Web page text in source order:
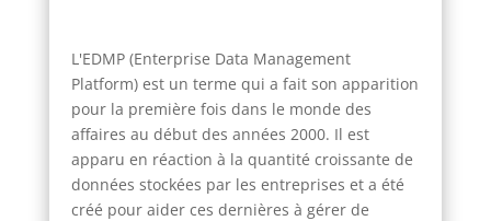
L'EDMP (Enterprise Data Management
Platform) est un terme qui a fait son apparition
pour la première fois dans le monde des
affaires au début des années 2000. Il est
apparu en réaction à la quantité croissante de
données stockées par les entreprises et a été
créé pour aider ces dernières à gérer de